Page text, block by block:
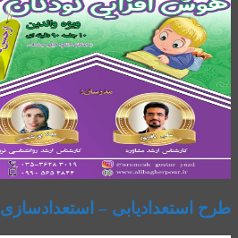
طرح استعدادیابی – استعدادسازی